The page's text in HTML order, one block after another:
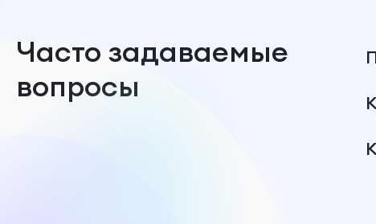
Часто задаваемые
вопросы